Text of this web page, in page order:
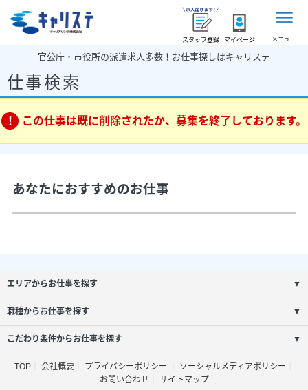
スタッフ登録 マイページ メニュー
官公庁・市役所の派遣求人多数！お仕事探しはキャリステ
仕事検索
この仕事は既に削除されたか、募集を終了しております。
あなたにおすすめのお仕事
エリアからお仕事を探す ▼
職種からお仕事を探す ▼
こだわり条件からお仕事を探す ▼
TOP 会社概要 プライバシーポリシー
ソーシャルメディアポリシー
お問い合わせ
サイトマップ